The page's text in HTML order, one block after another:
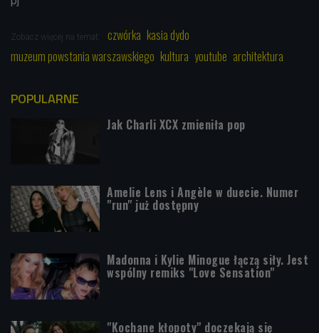
Zobacz więcej na temat: czwórka kasia dydo
muzeum powstania warszawskiego kultura youtube architektura
POPULARNE
Jak Charli XCX zmieniła pop
Amelie Lens i Angèle w duecie. Numer
"run" już dostępny
Madonna i Kylie Minogue łączą siły. Jest
wspólny remiks "Love Sensation"
"Kochane kłopoty" doczekają się